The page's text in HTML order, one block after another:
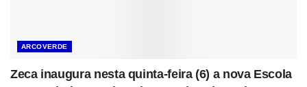
ARCOVERDE
Zeca inaugura nesta quinta-feira (6) a nova Escola